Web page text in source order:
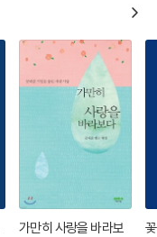
가만히 사랑을 바라보